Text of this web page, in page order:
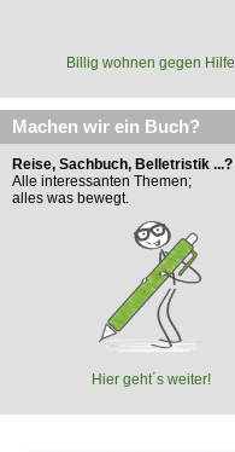
Billig wohnen gegen Hilfe
Machen wir ein Buch?
Reise, Sachbuch, Belletristik ...?
Alle interessanten Themen;
alles was bewegt.
Hier geht´s weiter!